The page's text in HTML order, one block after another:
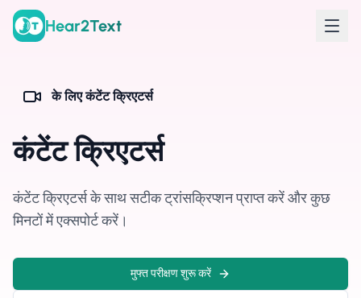
Hear2Text
के लिए कंटेंट क्रिएटर्स
कंटेंट क्रिएटर्स
कंटेंट क्रिएटर्स के साथ सटीक ट्रांसक्रिप्शन प्राप्त करें और कुछ
मिनटों में एक्सपोर्ट करें।
मुफ्त परीक्षण शुरू करें